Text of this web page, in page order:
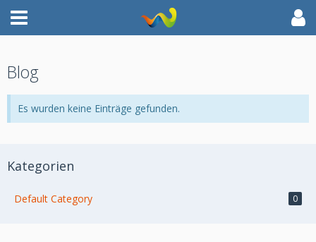
Blog
Es wurden keine Einträge gefunden.
Kategorien
Default Category 0